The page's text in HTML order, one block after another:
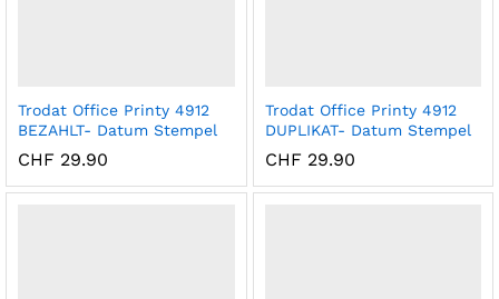
Trodat Office Printy 4912
BEZAHLT- Datum Stempel
CHF 29.90
Trodat Office Printy 4912
DUPLIKAT- Datum Stempel
CHF 29.90